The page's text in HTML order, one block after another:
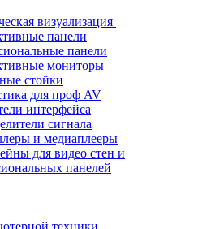
визуализация
панели
панели
мониторы
стойки
для проф AV
интерфейса
сигнала
и медиаплееры
для видео стен и
панелей
техники